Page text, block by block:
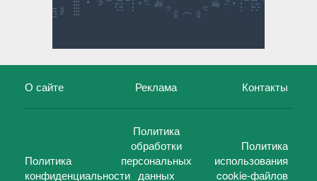
О сайте Реклама Контакты
Политика
конфиденциальности
Политика
обработки
персональных
данных
Политика
использования
cookie-файлов